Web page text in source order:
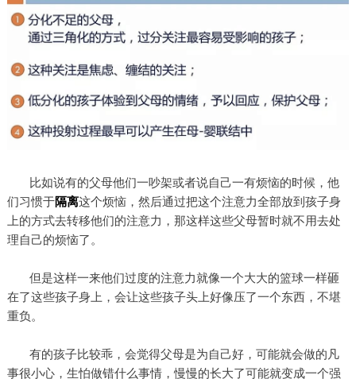
比如说有的父母他们一吵架或者说自己一有烦恼的时候，他
们习惯于隔离这个烦恼，然后通过把这个注意力全部放到孩子身
上的方式去转移他们的注意力，那这样这些父母暂时就不用去处
理自己的烦恼了。
但是这样一来他们过度的注意力就像一个大大的篮球一样砸
在了这些孩子身上，会让这些孩子头上好像压了一个东西，不堪
重负。
有的孩子比较乖，会觉得父母是为自己好，可能就会做的凡
事很小心，生怕做错什么事情，慢慢的长大了可能就变成一个强